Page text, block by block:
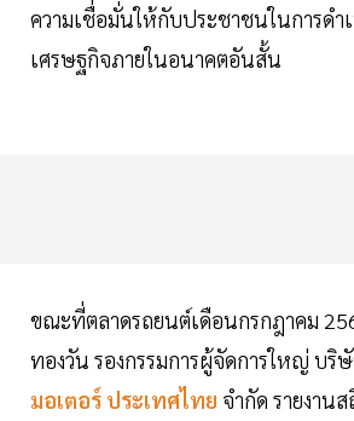
ความเชื่อมั่นให้กับประชาชนในการดำ
เศรษฐกิจภายในอนาคตอันสั้น
ขณะที่ตลาดรถยนต์เดือนกรกฎาคม
ทองวัน รองกรรมการผู้จัดการใหญ่ บริ
มอเตอร์ ประเทศไทย จำกัด รายงาน